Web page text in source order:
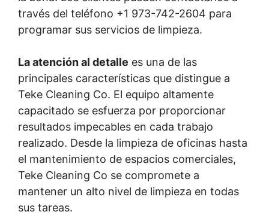
través del teléfono +1 973-742-2604 para
programar sus servicios de limpieza.
La atención al detalle es una de las
principales características que distingue a
Teke Cleaning Co. El equipo altamente
capacitado se esfuerza por proporcionar
resultados impecables en cada trabajo
realizado. Desde la limpieza de oficinas hasta
el mantenimiento de espacios comerciales,
Teke Cleaning Co se compromete a
mantener un alto nivel de limpieza en todas
sus tareas.